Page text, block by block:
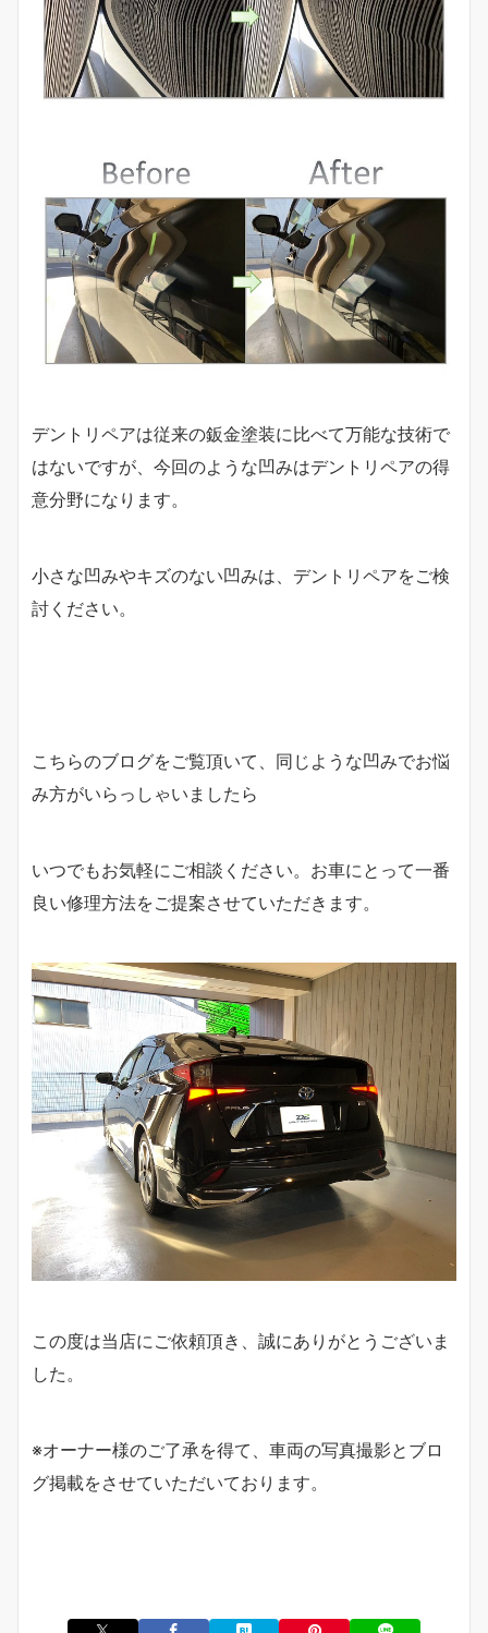
デントリペアは従来の鈑金塗装に比べて万能な技術で
はないですが、今回のような凹みはデントリペアの得
意分野になります。
小さな凹みやキズのない凹みは、デントリペアをご検
討ください。
こちらのブログをご覧頂いて、同じような凹みでお悩
み方がいらっしゃいましたら
いつでもお気軽にご相談ください。お車にとって一番
良い修理方法をご提案させていただきます。
この度は当店にご依頼頂き、誠にありがとうございま
した。
※オーナー様のご了承を得て、車両の写真撮影とブロ
グ掲載をさせていただいております。